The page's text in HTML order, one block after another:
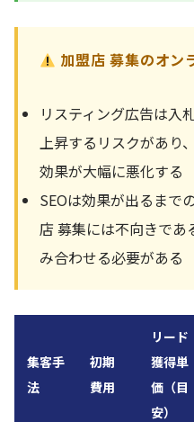
加盟店 募集のオン
リスティング広告は入
上昇するリスクがあり
効果が大幅に悪化する
SEOは効果が出るまで
店 募集には不向きであ
み合わせる必要がある
集客手
法
初期
費用
リード
獲得単
価（目
安）